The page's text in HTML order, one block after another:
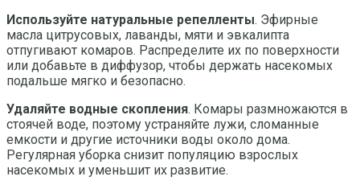
Используйте натуральные репелленты. Эфирные
масла цитрусовых, лаванды, мяти и эвкалипта
отпугивают комаров. Распределите их по поверхности
или добавьте в диффузор, чтобы держать насекомых
подальше мягко и безопасно.
Удаляйте водные скопления. Комары размножаются в
стоячей воде, поэтому устраняйте лужи, сломанные
емкости и другие источники воды около дома.
Регулярная уборка снизит популяцию взрослых
насекомых и уменьшит их развитие.